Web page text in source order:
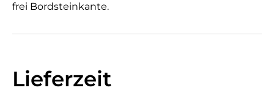
frei Bordsteinkante.
Lieferzeit